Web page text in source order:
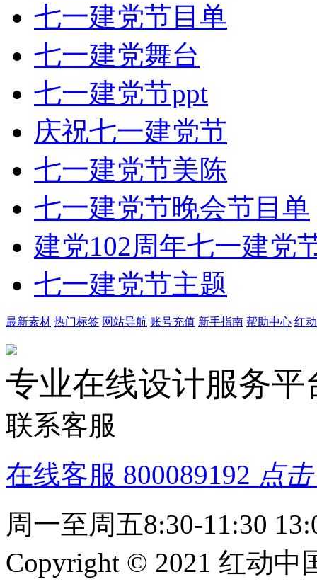
七一建党节目单
七一建党舞台
七一建党节ppt
庆祝七一建党节
七一建党节美陈
七一建党节晚会节目单
建党102周年七一建党
七一建党节主题
最新素材 热门标签 网站导航 账号充值 新手指南 帮助中心 红
专业在线设计服务平
联系客服
在线客服 800089192 点
周一至周五8:30-11:30
Copyright © 2021 红动中